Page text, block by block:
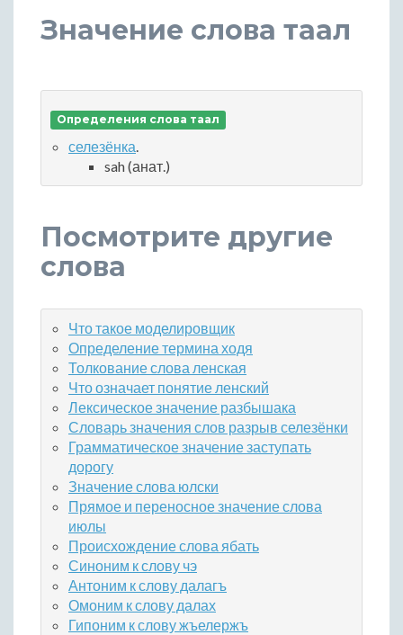
Значение слова таал
Определения слова таал
селезёнка.
sah (анат.)
Посмотрите другие
слова
Что такое моделировщик
Определение термина ходя
Толкование слова ленская
Что означает понятие ленский
Лексическое значение разбышака
Словарь значения слов разрыв селезёнки
Грамматическое значение заступать
дорогу
Значение слова юлски
Прямое и переносное значение слова
июлы
Происхождение слова ябать
Синоним к слову чэ
Антоним к слову далагъ
Омоним к слову далах
Гипоним к слову жъелержъ